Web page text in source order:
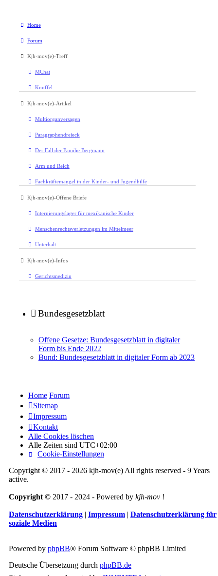
Home
Forum
Kjh-mov(e)-Treff
MChat
Knuffel
Kjh-mov(e)-Artikel
Multiorganversagen
Paragraphendreieck
Der Fall der Familie Bergmann
Arm und Reich
Fachkräftemangel in der Kinder- und Jugendhilfe
Kjh-mov(e)-Offene Briefe
Internierungslager für mexikanische Kinder
Menschenrechtsverletzungen im Mittelmeer
Unterhalt
Kjh-mov(e)-Infos
Gerichtsmedizin
Bundesgesetzblatt
Offene Gesetze: Bundesgesetzblatt in digitaler
Form bis Ende 2022
Bund: Bundesgesetzblatt in digitaler Form ab 2023
Home Forum
Sitemap
Impressum
Kontakt
Alle Cookies löschen
Alle Zeiten sind UTC+02:00
Cookie-Einstellungen
Copyright © 2017 - 2026 kjh-mov(e) All rights reserved - 9 Years
active.
Copyright © 2017 - 2024 - Powered by kjh-mov !
Datenschutzerklärung | Impressum | Datenschutzerklärung für
soziale Medien
Powered by phpBB® Forum Software © phpBB Limited
Deutsche Übersetzung durch phpBB.de